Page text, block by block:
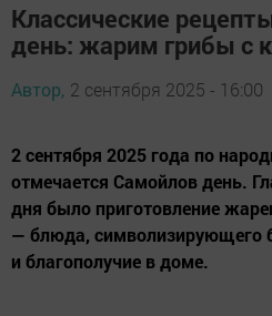
Классические
день: жарим грибы с
Автор, 2 сентября 2025 - 16:00
2 сентября 2025 года по
отмечается Самойлов день.
дня было приготовление
— блюда, символизирующего
и благополучие в доме.